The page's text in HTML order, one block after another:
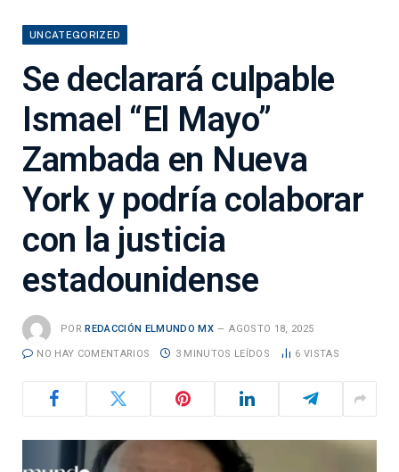
UNCATEGORIZED
Se declarará culpable
Ismael “El Mayo”
Zambada en Nueva
York y podría colaborar
con la justicia
estadounidense
POR REDACCIÓN ELMUNDO MX AGOSTO 18, 2025
NO HAY COMENTARIOS 3 MINUTOS LEÍDOS 6 VISTAS